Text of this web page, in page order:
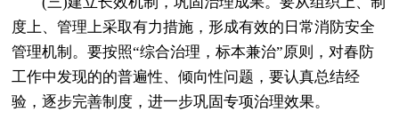
度上、管理上采取有力措施，形成有效的日常消防安全
管理机制。要按照“综合治理，标本兼治”原则，对春防
工作中发现的的普遍性、倾向性问题，要认真总结经
验，逐步完善制度，进一步巩固专项治理效果。